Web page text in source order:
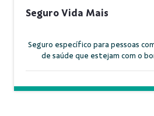
Seguro Vida Mais
Seguro específico para pessoas
de saúde que estejam com o